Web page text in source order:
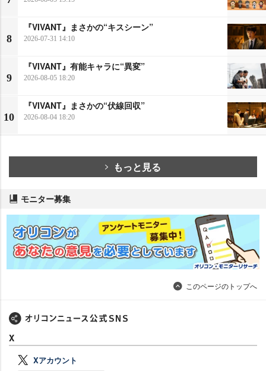
8
『VIVANT』まさかの“キスシーン”
2026-07-31 14:10
9
『VIVANT』有能キャラに“異変”
2026-08-05 18:20
10
『VIVANT』まさかの“伏線回収”
2026-08-04 18:20
もっと見る
モニター募集
このページのトップへ
X
Xアカウント